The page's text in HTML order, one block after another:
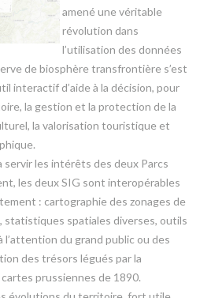
amené une véritable
révolution dans
l’utilisation des données
de biosphère transfrontière s’est
interactif d’aide à la décision, pour
la gestion et la protection de la
la valorisation touristique et
servir les intérêts des deux Parcs
les deux SIG sont interopérables
: cartographie des zonages de
statistiques spatiales diverses, outils
l’attention du grand public ou des
des trésors légués par la
prussiennes de 1890.